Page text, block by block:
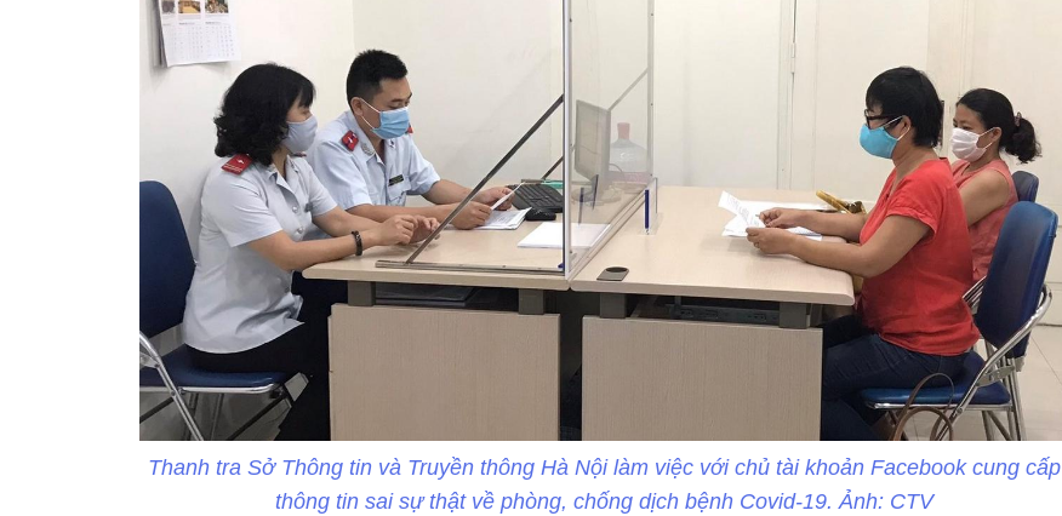
Thanh tra Sở Thông tin và Truyền thông Hà Nội làm việc với chủ tài khoản Facebook cung cấp
thông tin sai sự thật về phòng, chống dịch bệnh Covid-19. Ảnh: CTV